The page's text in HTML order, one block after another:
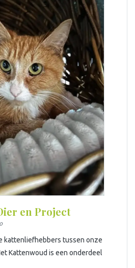
en Project
kattenliefhebbers tussen onze
Kattenwoud is een onderdeel